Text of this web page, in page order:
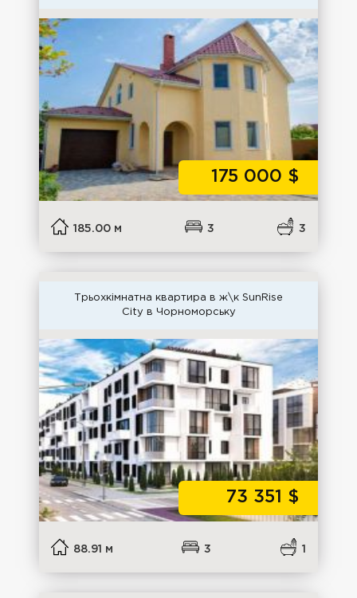
175 000 $
185.00 м 3 3
Трьохкімнатна квартира в ж\к SunRise
City в Чорноморську
73 351 $
88.91 м 3 1